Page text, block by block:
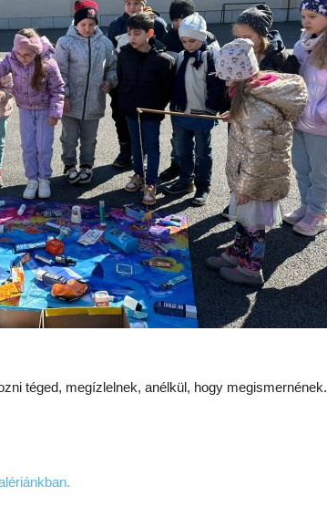
téged, megízlelnek, anélkül, hogy megismernének.